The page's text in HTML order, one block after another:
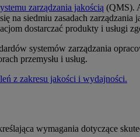
zarządzania jakością (QMS).
na siedmiu zasadach
dostarczać produkty i usługi
systemów zarządzania
przemysłu i usług.
z zakresu jakości i wydajności.
wymagania dotyczące